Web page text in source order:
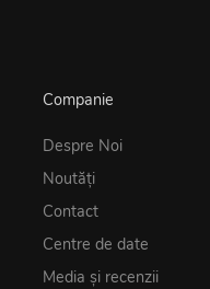
Companie
Despre Noi
Noutăţi
Contact
Centre de date
Media și recenzii